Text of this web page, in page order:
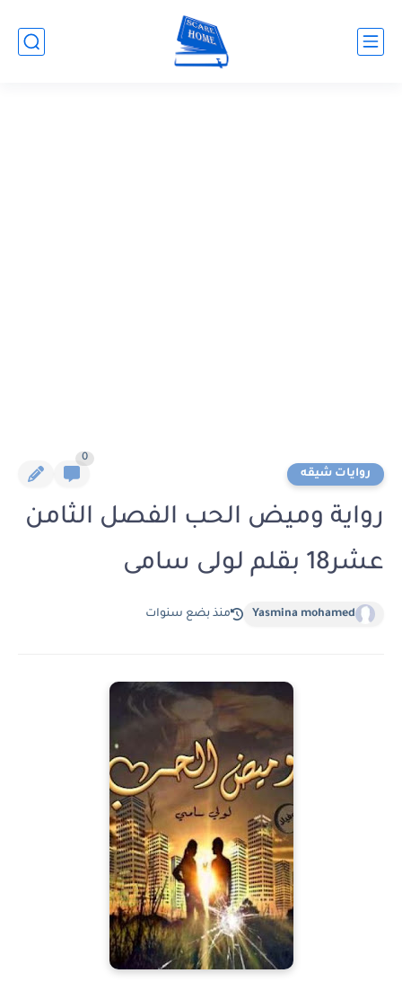
روايات شيقه
0
رواية وميض الحب الفصل الثامن
عشر18 بقلم لولى سامى
Yasmina mohamed منذ بضع سنوات